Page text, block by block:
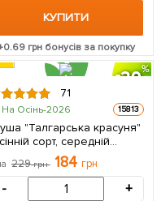
КУПИТИ
0.69 грн бонусів за покупку
20
71
На Осінь-2026 15813
"Талгарська красуня"
сорт, середній
дозрівання) 1
в упаковці
229грн 184 грн
- +